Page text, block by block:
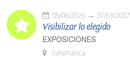
05/06/2026 31/03/2027
Visibilizar lo elegido
EXPOSICIONES
Salamanca